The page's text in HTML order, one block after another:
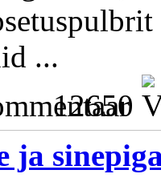
...
12650
ja